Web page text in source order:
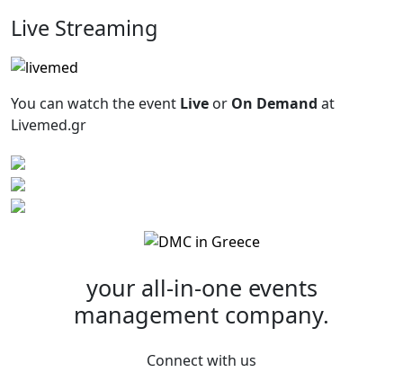
Live Streaming
You can watch the event Live or On Demand at
Livemed.gr
your all-in-one events
management company.
Connect with us